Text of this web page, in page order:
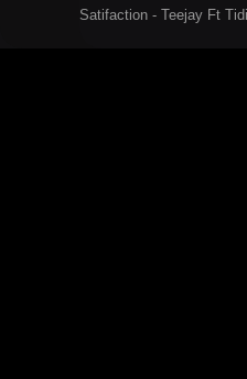
Satifaction - Teejay Ft